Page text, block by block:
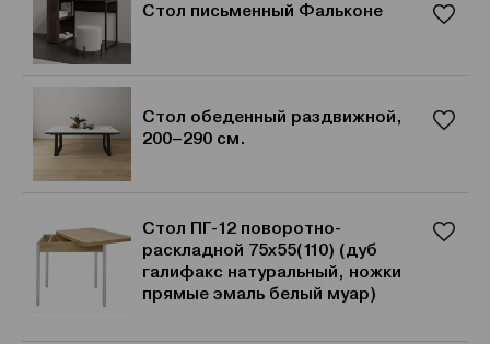
Стол письменный Фальконе
Стол обеденный раздвижной,
200–290 см.
Стол ПГ-12 поворотно-
раскладной 75х55(110) (дуб
галифакс натуральный, ножки
прямые эмаль белый муар)